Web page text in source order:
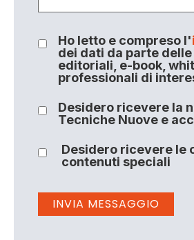
Ho letto e compreso l'
dei dati da parte
editoriali, e-book,
professionali di
Desidero ricevere la
Tecniche Nuove e
Desidero ricevere le
contenuti speciali